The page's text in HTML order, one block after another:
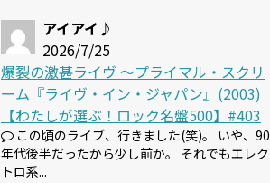
アイアイ♪
2026/7/25
爆裂の激甚ライヴ 〜プライマル・スクリ
ーム『ライヴ・イン・ジャパン』(2003)
【わたしが選ぶ！ロック名盤500】#403
この頃のライブ、行きました(笑)。 いや、90
年代後半だったから少し前か。 それでもエレク
トロ系...